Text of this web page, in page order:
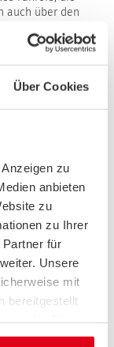
Über Cookies
zu
anbieten
zu
zu Ihrer
für
Unsere
mit
bereitgestellt
auch über den
genau gezielt
werden
6
5-6000
1500-3500